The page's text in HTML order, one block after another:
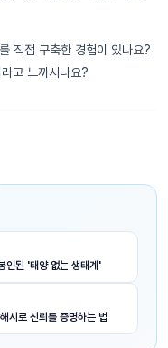
직접 구축한 경험이 있나요?
고 느끼시나요?
인된 '태양 없는 생태계'
시로 신뢰를 증명하는 법